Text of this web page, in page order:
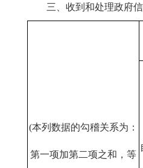
三、收到和处理政府
(本列数据的勾稽关系为：
第一项加第二项之和，等